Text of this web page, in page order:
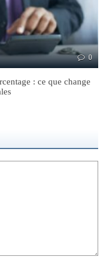
0
: ce que change